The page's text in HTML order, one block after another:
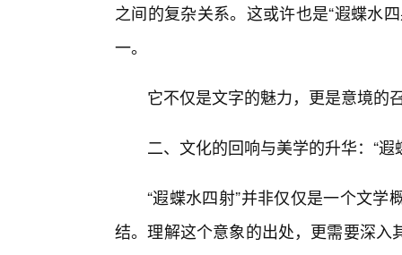
之间的复杂关系。这或许也是“遐蝶水
一。
它不仅是文字的魅力，更是意境的
二、文化的回响与美学的升华：“遐
“遐蝶水四射”并非仅仅是一个文
结。理解这个意象的出处，更需要深